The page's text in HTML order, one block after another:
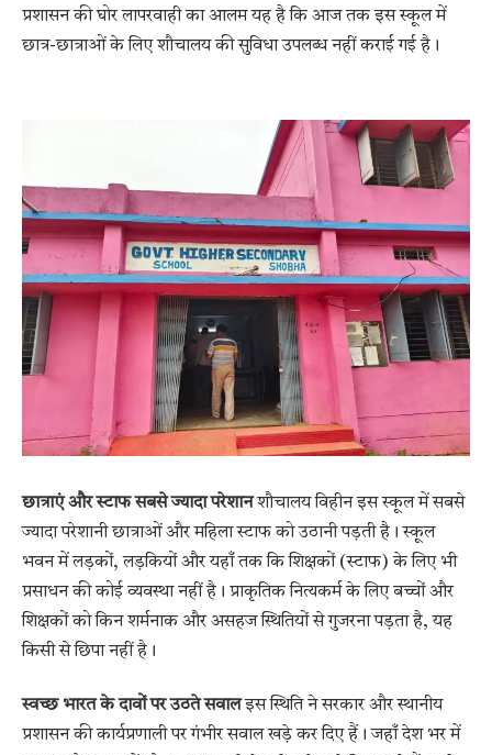
प्रशासन की घोर लापरवाही का आलम यह है कि आज तक इस स्कूल में
छात्र-छात्राओं के लिए शौचालय की सुविधा उपलब्ध नहीं कराई गई है।
छात्राएं और स्टाफ सबसे ज्यादा परेशानशौचालय विहीन इस स्कूल में सबसे
ज्यादा परेशानी छात्राओं और महिला स्टाफ को उठानी पड़ती है। स्कूल
भवन में लड़कों, लड़कियों और यहाँ तक कि शिक्षकों (स्टाफ) के लिए भी
प्रसाधन की कोई व्यवस्था नहीं है। प्राकृतिक नित्यकर्म के लिए बच्चों और
शिक्षकों को किन शर्मनाक और असहज स्थितियों से गुजरना पड़ता है, यह
किसी से छिपा नहीं है।
स्वच्छ भारत के दावों पर उठते सवालइस स्थिति ने सरकार और स्थानीय
प्रशासन की कार्यप्रणाली पर गंभीर सवाल खड़े कर दिए हैं। जहाँ देश भर में